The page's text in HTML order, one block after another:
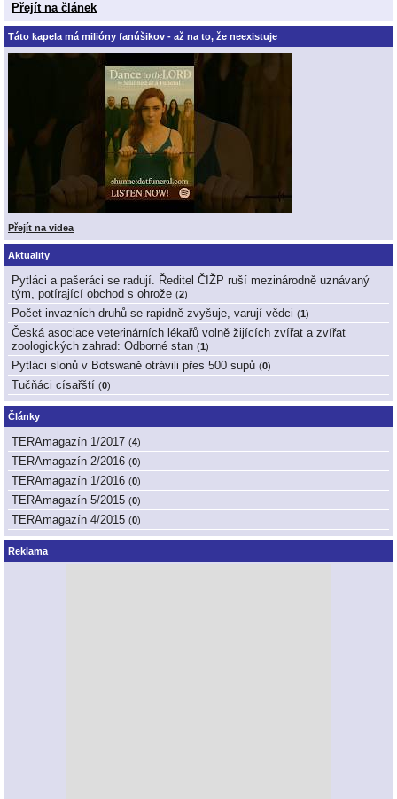
Přejít na článek
Táto kapela má milióny fanúšikov - až na to, že neexistuje
Přejít na videa
Aktuality
Pytláci a pašeráci se radují. Ředitel ČIŽP ruší mezinárodně uznávaný
tým, potírající obchod s ohrože (2)
Počet invazních druhů se rapidně zvyšuje, varují vědci (1)
Česká asociace veterinárních lékařů volně žijících zvířat a zvířat
zoologických zahrad: Odborné stan (1)
Pytláci slonů v Botswaně otrávili přes 500 supů (0)
Tučňáci císařští (0)
Články
TERAmagazín 1/2017 (4)
TERAmagazín 2/2016 (0)
TERAmagazín 1/2016 (0)
TERAmagazín 5/2015 (0)
TERAmagazín 4/2015 (0)
Reklama